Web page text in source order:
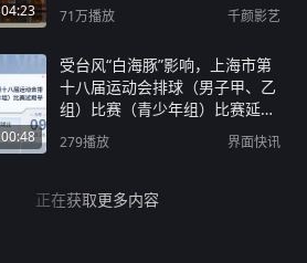
04:23 71万播放 千颜影艺
00:48
受台风“白海豚”影响，上海市第
十八届运动会排球（男子甲、乙
组）比赛（青少年组）比赛延期
举行
279播放 界面快讯
正在获取更多内容